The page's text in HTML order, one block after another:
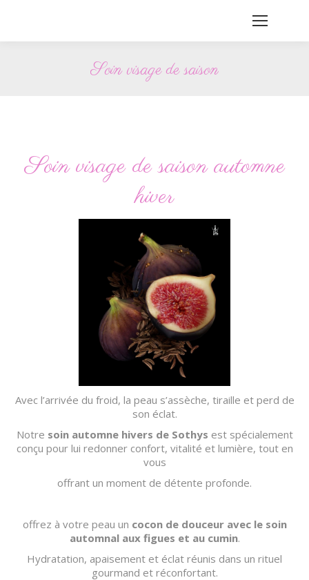
Soin visage de saison
Soin visage de saison automne
hiver
Avec l’arrivée du froid, la peau s’assèche, tiraille et perd de
son éclat.
Notre soin automne hivers de Sothys est spécialement
conçu pour lui redonner confort, vitalité et lumière, tout en
vous
offrant un moment de détente profonde.
offrez à votre peau un cocon de douceur avec le soin
automnal aux figues et au cumin.
Hydratation, apaisement et éclat réunis dans un rituel
gourmand et réconfortant.